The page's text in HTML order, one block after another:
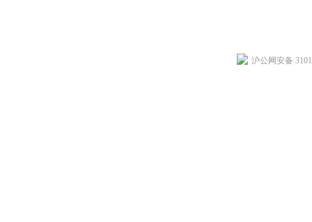
沪公网安备